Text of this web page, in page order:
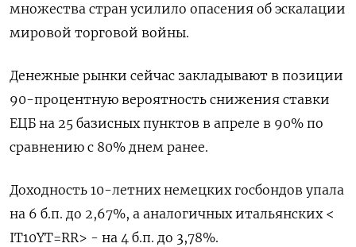
множества стран усилило опасения об эскалации
мировой торговой войны.
Денежные рынки сейчас закладывают в позиции
90-процентную вероятность снижения ставки
ЕЦБ на 25 базисных пунктов в апреле в 90% по
сравнению с 80% днем ранее.
Доходность 10-летних немецких госбондов упала
на 6 б.п. до 2,67%, а аналогичных итальянских <
IT10YT=RR> - на 4 б.п. до 3,78%.